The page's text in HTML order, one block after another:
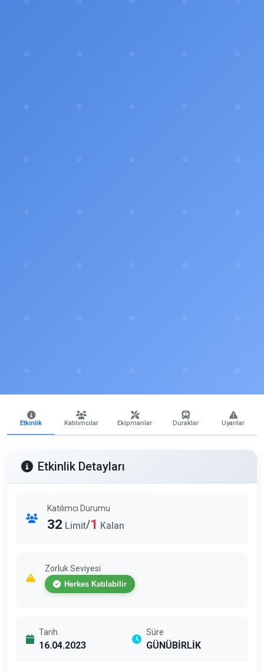
Etkinlik Katılımcılar Ekipmanlar Duraklar Uyarılar
Etkinlik Detayları
Katılımcı Durumu
32 Limit/1 Kalan
Zorluk Seviyesi
Herkes Katılabilir
Tarih
16.04.2023
Süre
GÜNÜBİRLİK